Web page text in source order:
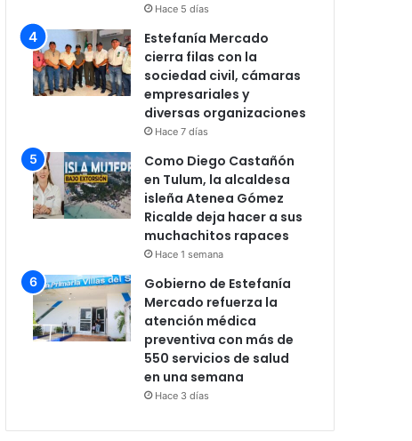
Hace 5 días
Estefanía Mercado
cierra filas con la
sociedad civil, cámaras
empresariales y
diversas organizaciones
Hace 7 días
Como Diego Castañón
en Tulum, la alcaldesa
isleña Atenea Gómez
Ricalde deja hacer a sus
muchachitos rapaces
Hace 1 semana
Gobierno de Estefanía
Mercado refuerza la
atención médica
preventiva con más de
550 servicios de salud
en una semana
Hace 3 días